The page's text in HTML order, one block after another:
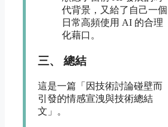
代背景，又給了自己一個
日常高頻使用 AI 的合理
化藉口。
三、 總結
這是一篇「因技術討論碰壁而
引發的情感宣洩與技術總結
文」。